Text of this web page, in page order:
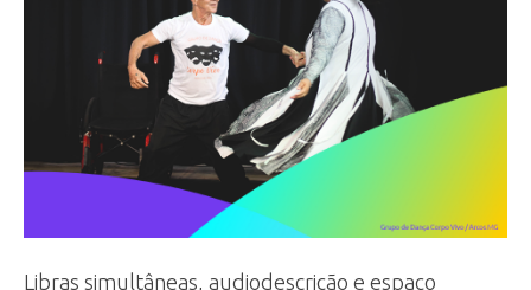
Libras simultâneas, audiodescrição e espaço